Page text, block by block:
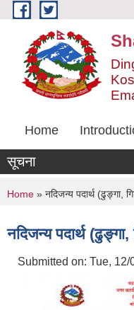
Skip to main content
Home
सूचना
You are here
Home » नदिजन्य पदार्थ (ढुङ्गा,
नदिजन्य पदार्थ
Submitted on: Tue, 12/